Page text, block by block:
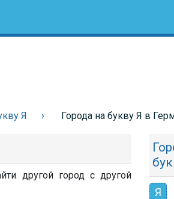
Я Города на букву Я в
другой город с другой
Я